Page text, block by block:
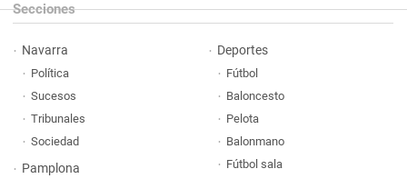
Secciones
Navarra
Política
Sucesos
Tribunales
Sociedad
Pamplona
Deportes
Fútbol
Baloncesto
Pelota
Balonmano
Fútbol sala